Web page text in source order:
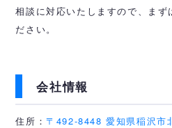
相談に対応いたしますので、まず
ださい。
会社情報
住所：〒492-8448 愛知県稲沢市